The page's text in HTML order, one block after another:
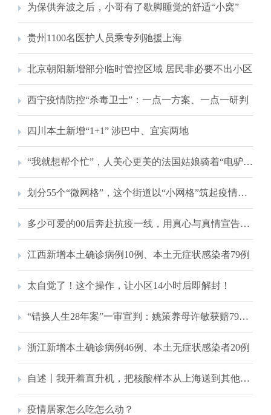
为保供奔波之后，小哥有了歇脚睡觉的舒适“小窝”
贵州1100名医护人员乘专列驰援上海
北京朝阳新增部分临时管控区域 居民非必要不出小区
西宁疫情防控“杀毒卫士”：一点一方案、一点一研判
四川本土新增“1+1” 涉巴中、宜宾两地
“我就想帮个忙”，人美心更美的法国姑娘骑着“电驴”服务居民
划分55个“微网格”，这个街道以“小网格”筑起疫情防控“大屏障”
多少可爱的00后奔赴抗疫一线，用真心与真情宣告“我已经长大了！”
江西新增本土确诊病例10例、本土无症状感染者79例
太自觉了！这个操作，让小区14小时后即解封！
“错换人生28年案”一审宣判：姚策养母许敏获赔79万元
浙江新增本土确诊病例46例、本土无症状感染者20例
自述丨我开着直升机，把核酸样本从上海送到其他城市去检测
疫情居家怎么吃怎么动？